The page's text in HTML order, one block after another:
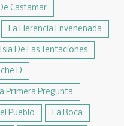
Castamar
La Herencia Envenenada
De Las Tentaciones
D
Pr1mera Pregunta
Pueblo La Roca